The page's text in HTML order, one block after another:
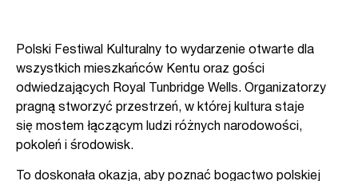
Polski Festiwal Kulturalny to wydarzenie otwarte dla
wszystkich mieszkańców Kentu oraz gości
odwiedzających Royal Tunbridge Wells. Organizatorzy
pragną stworzyć przestrzeń, w której kultura staje
się mostem łączącym ludzi różnych narodowości,
pokoleń i środowisk.
To doskonała okazja, aby poznać bogactwo polskiej